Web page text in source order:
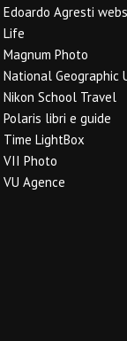
Edoardo Agresti
Life
Magnum Photo
National Geographic
Nikon School Travel
Polaris libri e guide
Time LightBox
VII Photo
VU Agence